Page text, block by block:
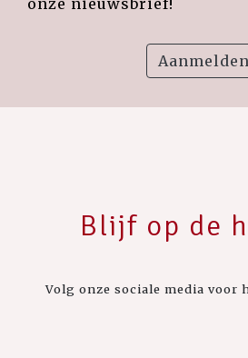
onze nieuwsbrief!
Aanmelden
Blijf op de
Volg onze sociale media voor